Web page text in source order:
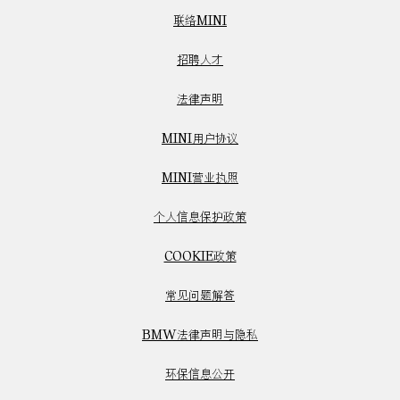
联络MINI
招聘人才
法律声明
MINI用户协议
MINI营业执照
个人信息保护政策
COOKIE政策
常见问题解答
BMW法律声明与隐私
环保信息公开